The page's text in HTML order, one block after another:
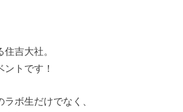
吉大社。
トです！
ボ生だけでなく、